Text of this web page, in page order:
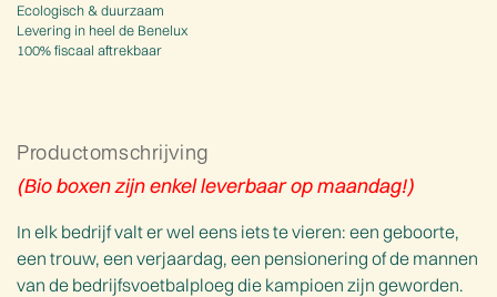
Ecologisch & duurzaam
Levering in heel de Benelux
100% fiscaal aftrekbaar
Productomschrijving
(Bio boxen zijn enkel leverbaar op maandag!)
In elk bedrijf valt er wel eens iets te vieren: een geboorte,
een trouw, een verjaardag, een pensionering of de mannen
van de bedrijfsvoetbalploeg die kampioen zijn geworden.